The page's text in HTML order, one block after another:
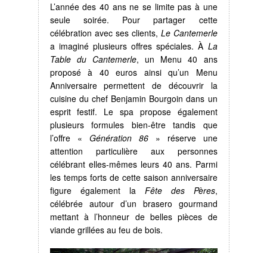
L’année des 40 ans ne se limite pas à une
seule soirée. Pour partager cette
célébration avec ses clients, Le Cantemerle
a imaginé plusieurs offres spéciales. À La
Table du Cantemerle, un Menu 40 ans
proposé à 40 euros ainsi qu’un Menu
Anniversaire permettent de découvrir la
cuisine du chef Benjamin Bourgoin dans un
esprit festif. Le spa propose également
plusieurs formules bien-être tandis que
l’offre « Génération 86» réserve une
attention particulière aux personnes
célébrant elles-mêmes leurs 40 ans. Parmi
les temps forts de cette saison anniversaire
figure également la Fête des Pères,
célébrée autour d’un brasero gourmand
mettant à l’honneur de belles pièces de
viande grillées au feu de bois.